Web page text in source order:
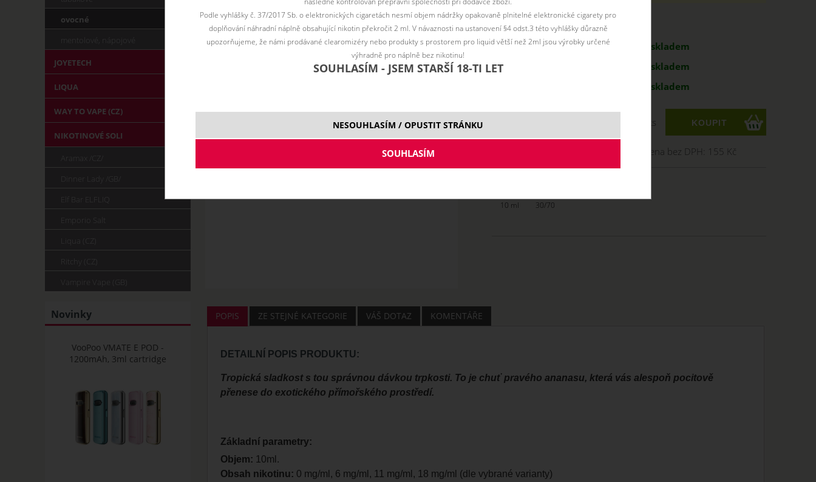
Vyberte variantu:
0 mg
188 Kč
skladem
skladem
skladem
ks
Cena bez DPH: 155 Kč
10 ml 30/70
POPIS ZE STEJNÉ KATEGORIE VÁŠ DOTAZ KOMENTÁŘE
DETAILNÍ POPIS PRODUKTU:
Tropická sladkost s tou správnou dávkou trpkosti. To je chuť pravého ananasu, která vás alespoň pocitově
přenese do exotického přímořského prostředí.
Základní parametry:
Objem: 10ml.
Obsah nikotinu: 0 mg/ml, 6 mg/ml, 11 mg/ml, 18 mg/ml (dle vybrané varianty)
ovocné
JOYETECH
LIQUA
WAY TO VAPE (CZ)
NIKOTINOVÉ SOLI
Novinky
VooPoo VMATE E POD -
1200mAh, 3ml cartridge
Podle vyhlášky č. 37/2017 Sb. o elektronických cigaretách nesmí objem nádržky opakovaně plnitelné elektronické cigarety pro
doplňování náhradní náplně obsahující nikotin překročit 2 ml. V návaznosti na ustanovení §4 odst.3 této vyhlášky důrazně
upozorňujeme, že námi prodávané clearomizéry nebo produkty s prostorem pro liquid větší než 2ml jsou výrobky určené
výhradně pro náplně bez nikotinu!
SOUHLASÍM - JSEM STARŠÍ 18-TI LET
NESOUHLASÍM / OPUSTIT STRÁNKU